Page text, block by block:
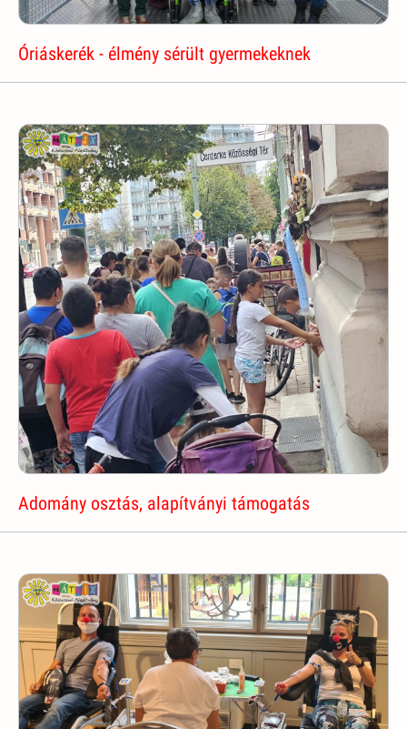
Óriáskerék - élmény sérült gyermekeknek
Adomány osztás, alapítványi támogatás